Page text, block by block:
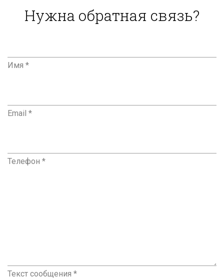
Нужна обратная связь?
Имя *
Email *
Телефон *
Текст сообщения *